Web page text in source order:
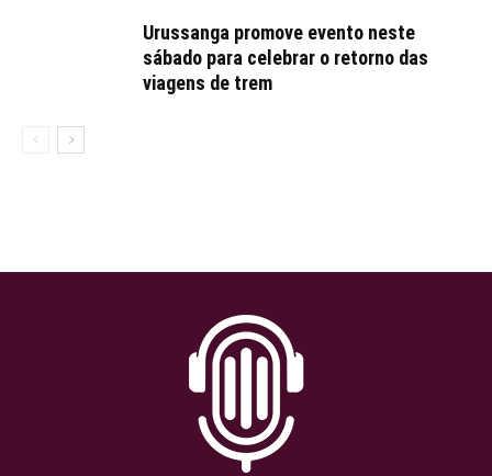
Urussanga promove evento neste
sábado para celebrar o retorno das
viagens de trem